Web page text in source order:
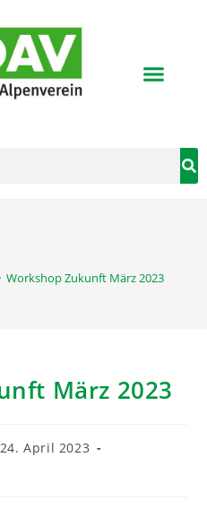
Workshop Zukunft März 2023
März 2023
24. April 2023